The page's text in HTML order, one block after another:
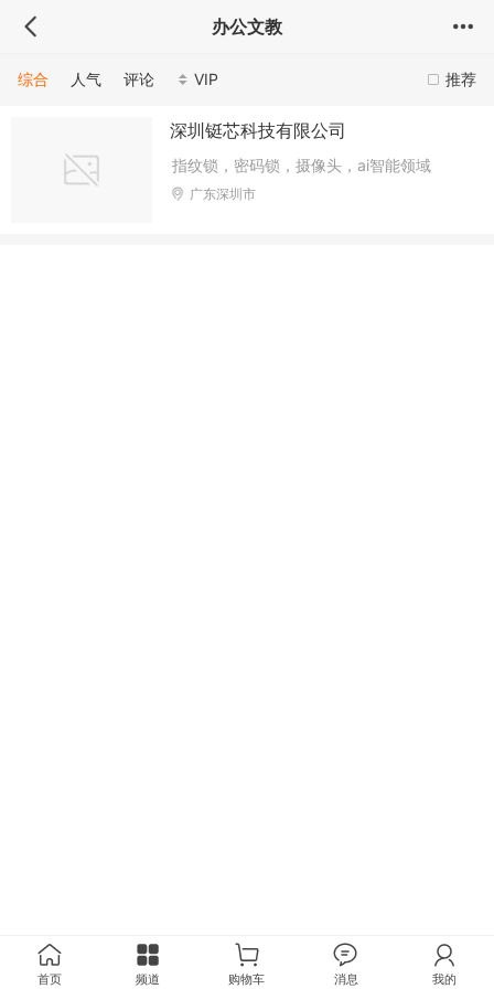
办公文教
推荐
综合 人气 评论 VIP
深圳铤芯科技有限公司
指纹锁，密码锁，摄像头，ai智能领域
广东深圳市
首页 频道 购物车 消息 我的